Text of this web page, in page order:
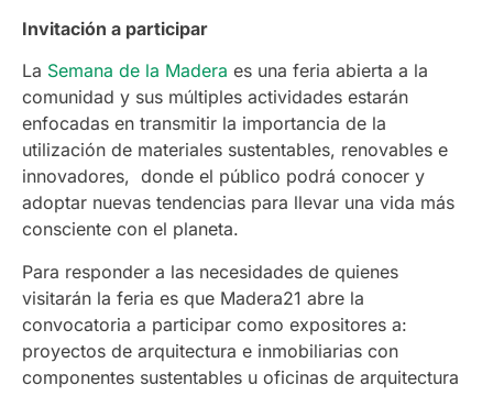
Invitación a participar
La Semana de la Madera es una feria abierta a la
comunidad y sus múltiples actividades estarán
enfocadas en transmitir la importancia de la
utilización de materiales sustentables, renovables e
innovadores, donde el público podrá conocer y
adoptar nuevas tendencias para llevar una vida más
consciente con el planeta.
Para responder a las necesidades de quienes
visitarán la feria es que Madera21 abre la
convocatoria a participar como expositores a:
proyectos de arquitectura e inmobiliarias con
componentes sustentables u oficinas de arquitectura